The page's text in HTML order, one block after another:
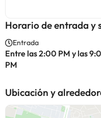
Horario de entrada y
Entrada
Entre las 2:00 PM y las
PM
Ubicación y